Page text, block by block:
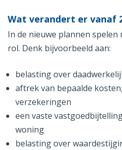
Wat verandert er vanaf
In de nieuwe plannen
rol. Denk bijvoorbeeld aan:
belasting over
aftrek van bepaalde
verzekeringen
een vaste
woning
belasting over